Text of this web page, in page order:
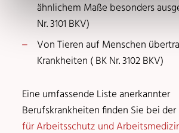
ähnlichem Maße besonders
Nr. 3101 BKV)
Von Tieren auf Menschen
Krankheiten ( BK Nr. 3102 BKV)
Eine umfassende Liste anerkannter
Berufskrankheiten finden Sie bei der
für Arbeitsschutz und